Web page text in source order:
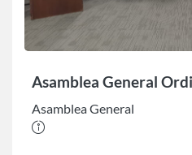
Asamblea General
Asamblea General